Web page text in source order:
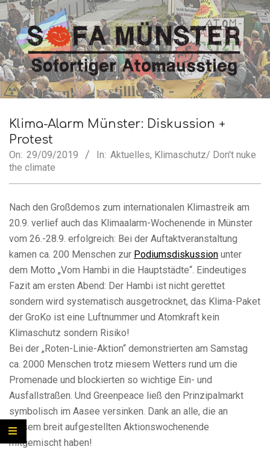
Skip
to
content
SofA
Münster
Navigation
Menu
Klima-Alarm Münster: Diskussion +
Protest
On: 29/09/2019 In: Aktuelles, Klimaschutz/ Don't nuke
the climate
Nach den Großdemos zum internationalen Klimastreik am
20.9. verlief auch das Klimaalarm-Wochenende in Münster
vom 26.-28.9. erfolgreich: Bei der Auftaktveranstaltung
kamen ca. 200 Menschen zur Podiumsdiskussion unter
dem Motto „Vom Hambi in die Hauptstädte“. Eindeutiges
Fazit am ersten Abend: Der Hambi ist nicht gerettet
sondern wird systematisch ausgetrocknet, das Klima-Paket
der GroKo ist eine Luftnummer und Atomkraft kein
Klimaschutz sondern Risiko!
Bei der „Roten-Linie-Aktion“ demonstrierten am Samstag
ca. 2000 Menschen trotz miesem Wetters rund um die
Promenade und blockierten so wichtige Ein- und
Ausfallstraßen. Und Greenpeace ließ den Prinzipalmarkt
symbolisch im Aasee versinken. Dank an alle, die an
diesem breit aufgestellten Aktionswochenende
mitgemischt haben!